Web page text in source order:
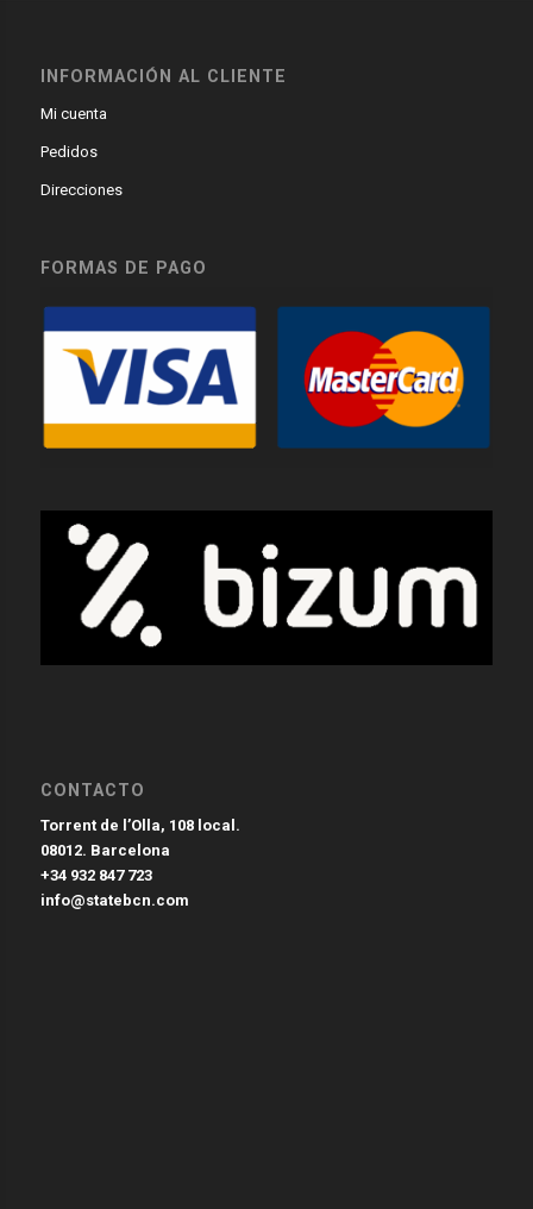
INFORMACIÓN AL CLIENTE
Mi cuenta
Pedidos
Direcciones
FORMAS DE PAGO
CONTACTO
Torrent de l’Olla, 108 local.
08012. Barcelona
+34 932 847 723
info@statebcn.com